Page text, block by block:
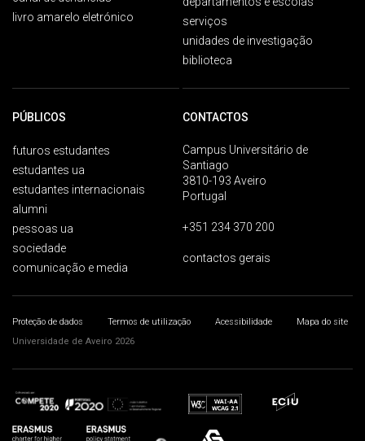
livro amarelo eletrónico
serviços
unidades de investigação
biblioteca
PÚBLICOS
futuros estudantes
estudantes ua
estudantes internacionais
alumni
pessoas ua
sociedade
comunicação e media
CONTACTOS
Campus Universitário de
Santiago
3810-193 Aveiro
Portugal
+351 234 370 200
contactos gerais
Proteção de dados Termos de utilização Acessibilidade
Mapa do site
Universidade de Aveiro 2026